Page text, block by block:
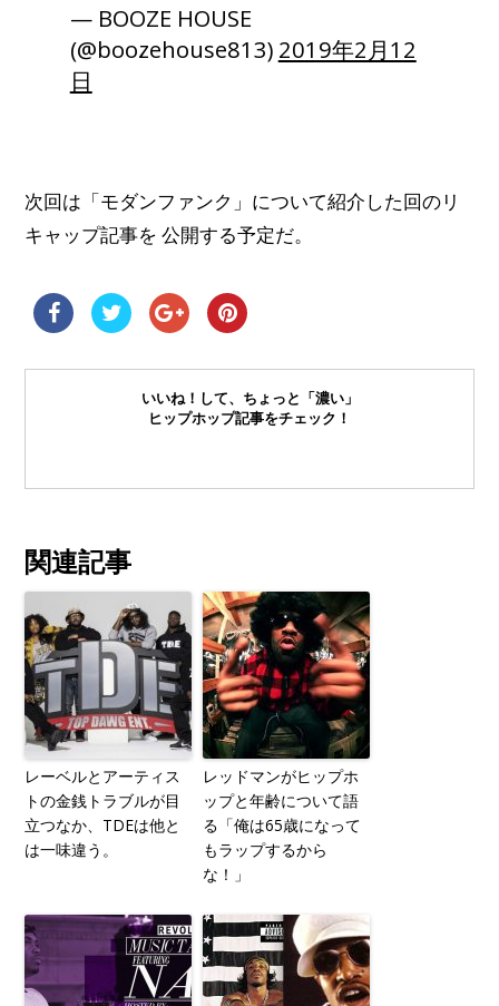
— BOOZE HOUSE
(@boozehouse813) 2019年2月12
日
次回は「モダンファンク」について紹介した回のリ
キャップ記事を 公開する予定だ。
いいね！して、ちょっと「濃い」
ヒップホップ記事をチェック！
関連記事
レーベルとアーティス
トの金銭トラブルが目
立つなか、TDEは他と
は一味違う。
レッドマンがヒップホ
ップと年齢について語
る「俺は65歳になって
もラップするから
な！」